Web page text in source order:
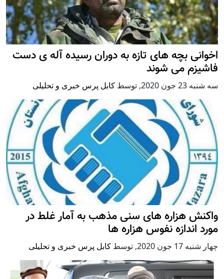
اخوانی بچه های تازه به دوران رسیده آله ی دست
فاشیزم می شوند
سه شنبه 23 جون 2020 , توسط کابل پرس خبری و تحلیلی
واکنش هزاره های سنی مذهب به آمار غلط در
مورد اندازه نفوس هزاره ها
چهار شنبه 17 جون 2020 , توسط کابل پرس خبری و تحلیلی